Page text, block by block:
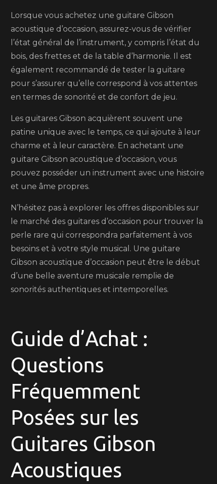
Lorsque vous achetez une guitare Gibson
acoustique d’occasion, assurez-vous de vérifier
l’état général de l’instrument, y compris l’état du
bois, des frettes et de la table d’harmonie. Il est
également recommandé de tester la guitare
pour s’assurer qu’elle correspond à vos attentes
en termes de sonorité et de confort de jeu.
Les guitares Gibson acquièrent souvent une
patine unique avec le temps, ce qui ajoute à leur
charme et à leur caractère. En achetant une
guitare Gibson acoustique d’occasion, vous
pouvez posséder un instrument avec une histoire
et une âme propres.
N’hésitez pas à explorer les offres disponibles sur
le marché des guitares d’occasion pour trouver la
perle rare qui correspondra parfaitement à vos
besoins et à votre style musical. Une guitare
Gibson acoustique d’occasion peut être le début
d’une belle aventure musicale remplie de
sonorités authentiques et intemporelles.
Guide d’Achat :
Questions
Fréquemment
Posées sur les
Guitares Gibson
Acoustiques